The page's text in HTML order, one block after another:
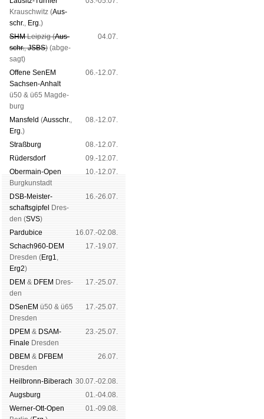
Krausch­witz (Aus­
schr., Erg.)
SHMLeip­zig (Aus­
schr.,JSBS) (ab­ge­
sagt)
04.07.
Offene SenEM
Sach­sen-An­halt
ü50 & ü65 Mag­de­
burg
06.-12.07.
Mans­feld (Aus­schr.,
Erg.)
08.-12.07.
Straß­burg
08.-12.07.
Rüders­dorf
09.-12.07.
Ober­main-Open
Burg­kun­stadt
10.-12.07.
DSB-Meister­
schafts­gipfel
Dres­
den (SVS)
16.-26.07.
Pardu­bice
16.07.-02.08.
Schach960-DEM
Dres­den (Erg1,
Erg2)
17.-19.07.
DEM & DFEM Dres­
den
17.-25.07.
DSenEM ü50 & ü65
Dres­den
17.-25.07.
DPEM & DSAM-
Finale Dres­den
23.-25.07.
DBEM & DFBEM
Dres­den
26.07.
Heil­bronn-Bi­ber­ach 30.07.-02.08.
Augs­burg
01.-04.08.
Werner-Ott-Open
01.-09.08.